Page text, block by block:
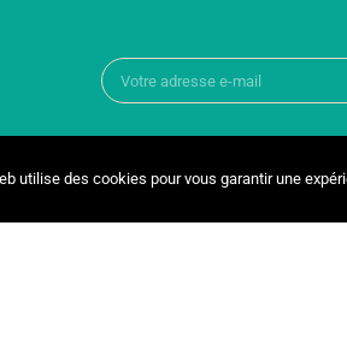
Copyright ©
utilise des cookies pour vous garantir une